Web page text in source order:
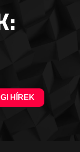
HÍREK